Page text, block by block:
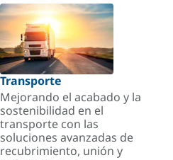
Transporte
Mejorando el acabado y la
sostenibilidad en el
transporte con las
soluciones avanzadas de
recubrimiento, unión y